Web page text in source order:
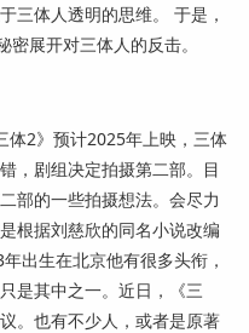
三体人透明的思维。 于是，
密展开对三体人的反击。
体2》预计2025年上映，三体
，剧组决定拍摄第二部。目
部的一些拍摄想法。会尽力
根据刘慈欣的同名小说改编
出生在北京他有很多头衔，
是其中之一。近日，《三
。也有不少人，或者是原著